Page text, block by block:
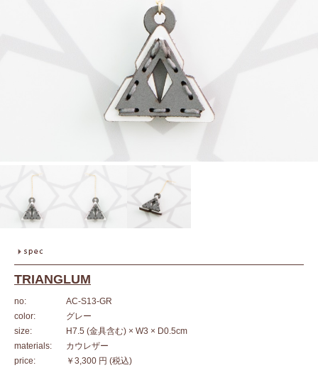
TRIANGLUM
no:
AC-S13-GR
color:
グレー
size:
H7.5 (金具含む) × W3 × D0.5cm
materials:
カウレザー
price:
￥3,300 円 (税込)